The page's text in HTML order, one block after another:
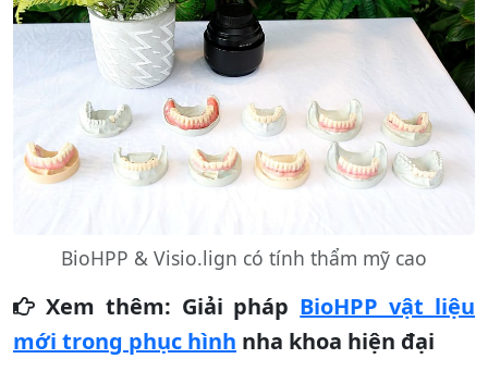
BioHPP & Visio.lign có tính thẩm mỹ cao
Xem thêm: Giải pháp BioHPP vật liệu
mới trong phục hình nha khoa hiện đại